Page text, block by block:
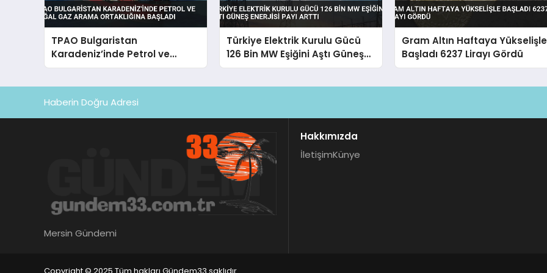
TPAO Bulgaristan
Karadeniz’inde Petrol ve
Doğal Gaz Arama Ortaklığına
Türkiye Elektrik Kurulu Gücü
126 Bin MW Eşiğini Aştı Güneş
Enerjisi Payı Arttı
Gram Altın Haftaya Yükselişle
Başladı 6237 Lirayı Gördü
Haberin Doğru Adresi
Mersin Gündemi
Hakkımızda
İletişimKünye